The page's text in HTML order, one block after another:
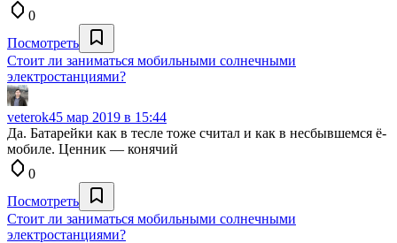
0
Посмотреть
Стоит ли заниматься мобильными солнечными
электростанциями?
veterok45 мар 2019 в 15:44
Да. Батарейки как в тесле тоже считал и как в несбывшемся ё-
мобиле. Ценник — конячий
0
Посмотреть
Стоит ли заниматься мобильными солнечными
электростанциями?